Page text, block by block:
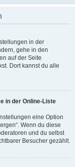
in der
gehe in den
auf der Seite
Dort kannst du alle
in der Online-Liste
eine Option
Wenn du diese
und du selbst
Besucher gezählt.